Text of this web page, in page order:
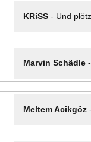
KRiSS- Und
Marvin Schädle-
Meltem Acikgöz-